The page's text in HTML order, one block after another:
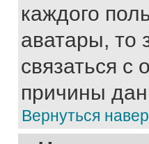
каждого
аватары, то
связаться с
причины
Вернуться